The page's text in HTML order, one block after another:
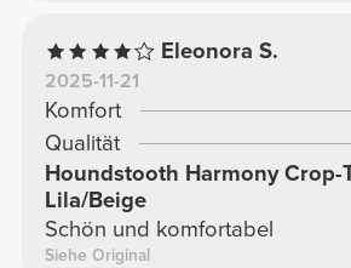
Eleonora S.
2025-11-21
Komfort
Qualität
Houndstooth Harmony Crop-
Lila/Beige
Schön und komfortabel
Siehe Original